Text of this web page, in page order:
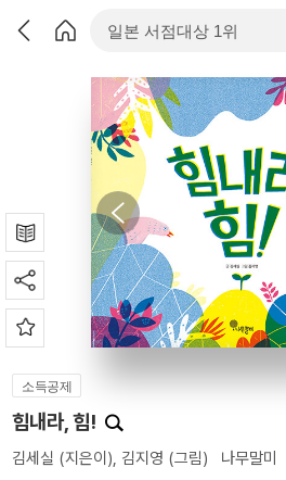
소득공제
힘내라, 힘!
김세실 (지은이), 김지영 (그림) 나무말미